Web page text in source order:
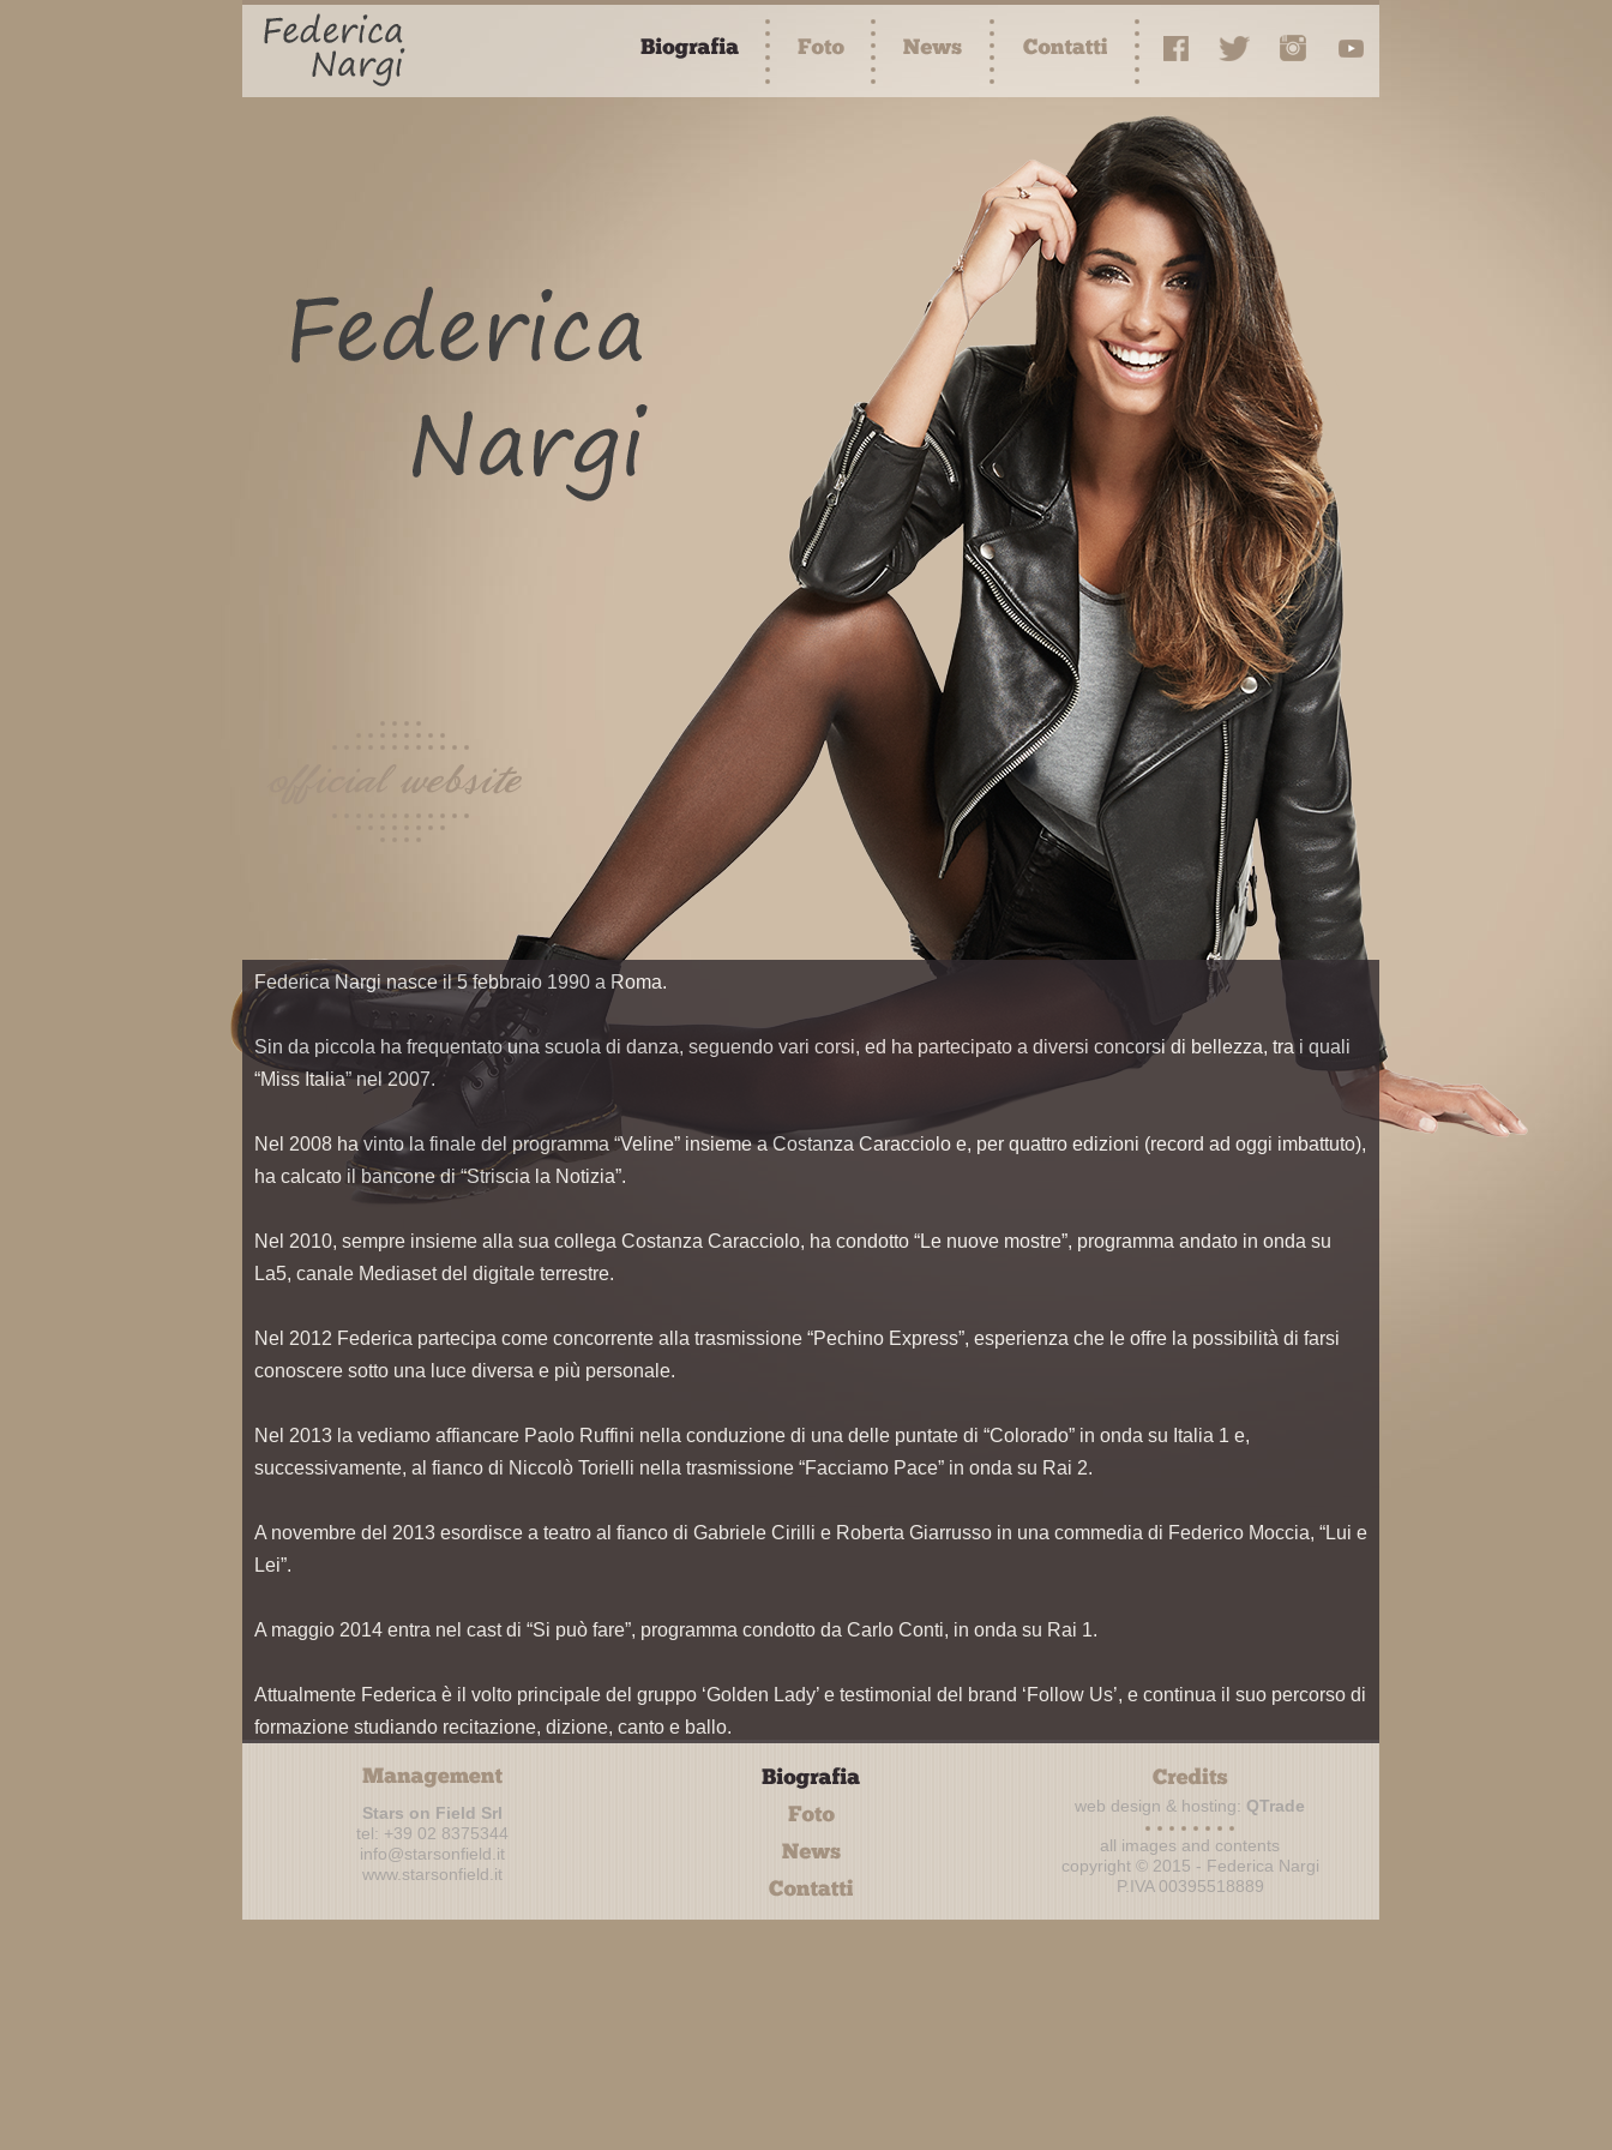
Federica Nargi nasce il 5 febbraio 1990 a Roma.
Sin da piccola ha frequentato una scuola di danza, seguendo vari corsi, ed ha partecipato a diversi concorsi di bellezza, tra i quali
“Miss Italia” nel 2007.
Nel 2008 ha vinto la finale del programma “Veline” insieme a Costanza Caracciolo e, per quattro edizioni (record ad oggi imbattuto),
ha calcato il bancone di “Striscia la Notizia”.
Nel 2010, sempre insieme alla sua collega Costanza Caracciolo, ha condotto “Le nuove mostre”, programma andato in onda su
La5, canale Mediaset del digitale terrestre.
Nel 2012 Federica partecipa come concorrente alla trasmissione “Pechino Express”, esperienza che le offre la possibilità di farsi
conoscere sotto una luce diversa e più personale.
Nel 2013 la vediamo affiancare Paolo Ruffini nella conduzione di una delle puntate di “Colorado” in onda su Italia 1 e,
successivamente, al fianco di Niccolò Torielli nella trasmissione “Facciamo Pace” in onda su Rai 2.
A novembre del 2013 esordisce a teatro al fianco di Gabriele Cirilli e Roberta Giarrusso in una commedia di Federico Moccia, “Lui e
Lei”.
A maggio 2014 entra nel cast di “Si può fare”, programma condotto da Carlo Conti, in onda su Rai 1.
Attualmente Federica è il volto principale del gruppo ‘Golden Lady’ e testimonial del brand ‘Follow Us’, e continua il suo percorso di
formazione studiando recitazione, dizione, canto e ballo.
Stars on Field Srl
tel: +39 02 8375344
info@starsonfield.it
www.starsonfield.it
web design & hosting: QTrade
all images and contents
copyright © 2015 - Federica Nargi
P.IVA 00395518889